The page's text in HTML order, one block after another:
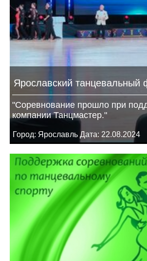
Ярославский танцевальный
"Соревнование прошло при
компании Танцмастер."
Город: Ярославль Дата: 22.08.2024